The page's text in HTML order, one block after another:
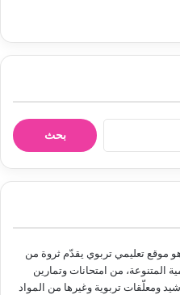
ن
موقع تعليمي تربوي يقدّم ثروة من
المتنوعة، من امتحانات وتمارين
ومعلّقات تربوية وغيرها من المواد